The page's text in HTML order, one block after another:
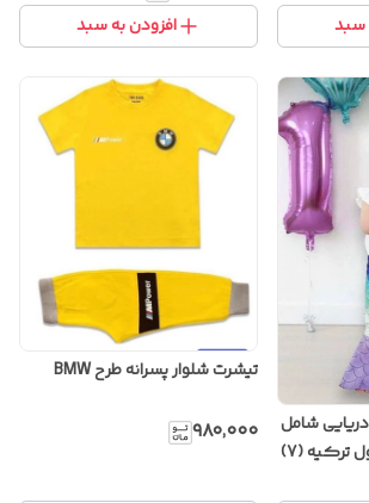
سبد افزودن به سبد
شامل
ترکیه (7)
تیشرت شلوار پسرانه طرح BMW
۹۸۰٬۰۰۰